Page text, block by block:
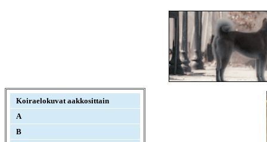
Koiraelokuvat aakkosittain
A
B